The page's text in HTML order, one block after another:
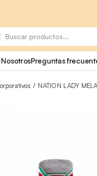
Preguntas
NATION LADY